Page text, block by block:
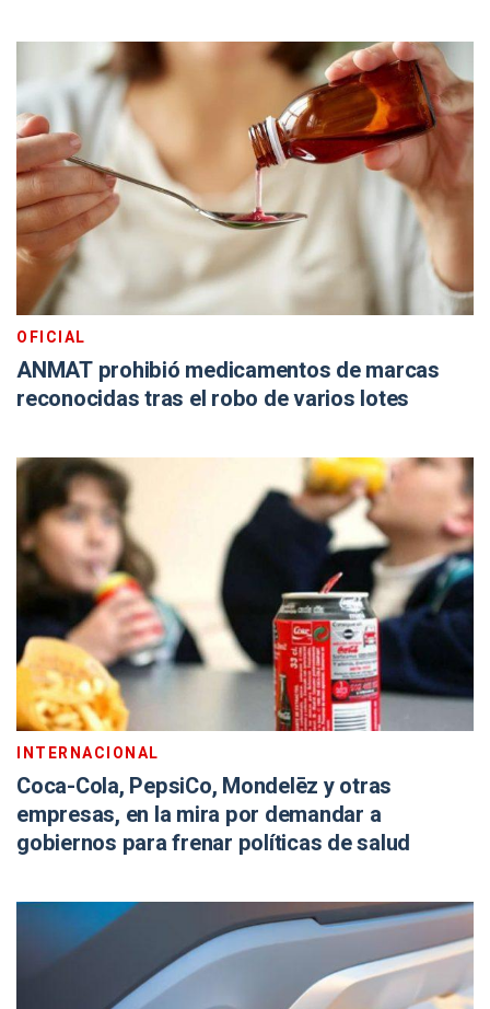
OFICIAL
ANMAT prohibió medicamentos de marcas
reconocidas tras el robo de varios lotes
INTERNACIONAL
Coca-Cola, PepsiCo, Mondelēz y otras
empresas, en la mira por demandar a
gobiernos para frenar políticas de salud